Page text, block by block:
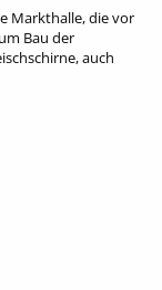
Markthalle, die vor
Bau der
auch